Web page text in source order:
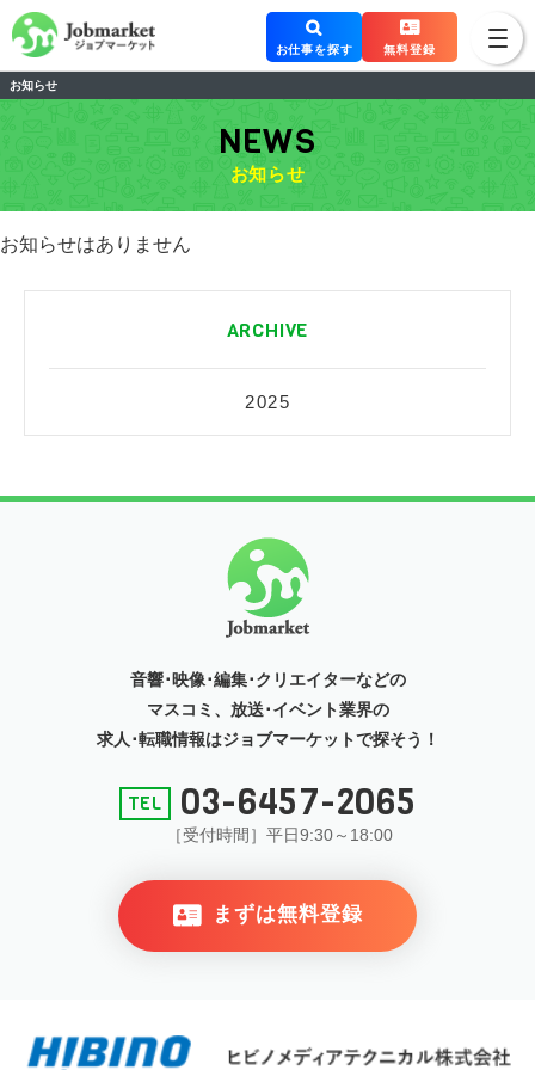
お知らせ
お仕事を探す 無料登録
NEWS
お知らせ
お知らせはありません
ARCHIVE
2025
音響･映像･編集･クリエイターなどの
マスコミ、放送･イベント業界の
求人･転職情報はジョブマーケットで探そう！
03-6457-2065
［受付時間］平日9:30～18:00
まずは無料登録